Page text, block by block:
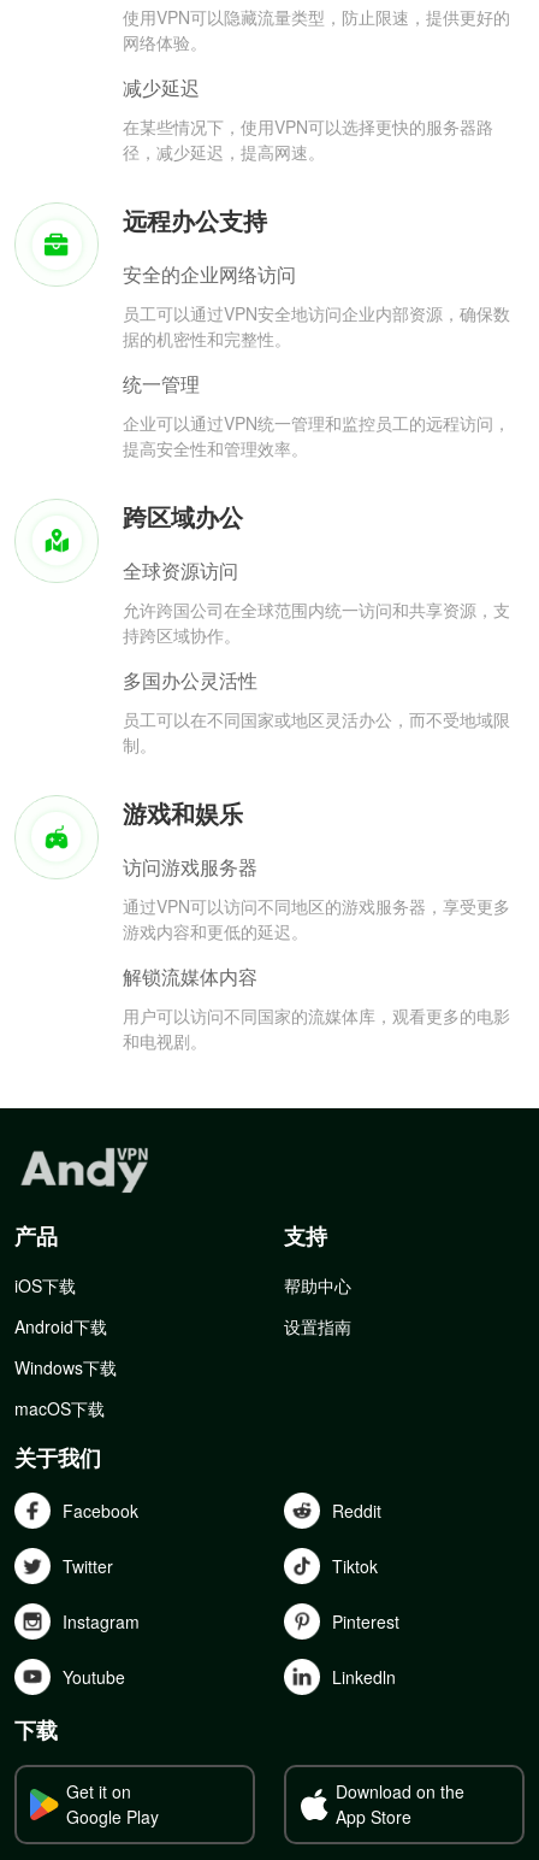
使用VPN可以隐藏流量类型，防止限速，提供更好的
网络体验。
减少延迟
在某些情况下，使用VPN可以选择更快的服务器路
径，减少延迟，提高网速。
远程办公支持
安全的企业网络访问
员工可以通过VPN安全地访问企业内部资源，确保数
据的机密性和完整性。
统一管理
企业可以通过VPN统一管理和监控员工的远程访问，
提高安全性和管理效率。
跨区域办公
全球资源访问
允许跨国公司在全球范围内统一访问和共享资源，支
持跨区域协作。
多国办公灵活性
员工可以在不同国家或地区灵活办公，而不受地域限
制。
游戏和娱乐
访问游戏服务器
通过VPN可以访问不同地区的游戏服务器，享受更多
游戏内容和更低的延迟。
解锁流媒体内容
用户可以访问不同国家的流媒体库，观看更多的电影
和电视剧。
产品
iOS下载
Android下载
Windows下载
macOS下载
支持
帮助中心
设置指南
关于我们
Facebook Reddit
Twitter Tiktok
Instagram Pinterest
Youtube Linkedln
下载
Get it on
Google Play
Download on the
App Store